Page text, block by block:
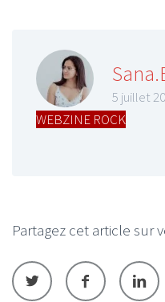
5 juillet
WEBZINE ROCK
Partagez cet article sur